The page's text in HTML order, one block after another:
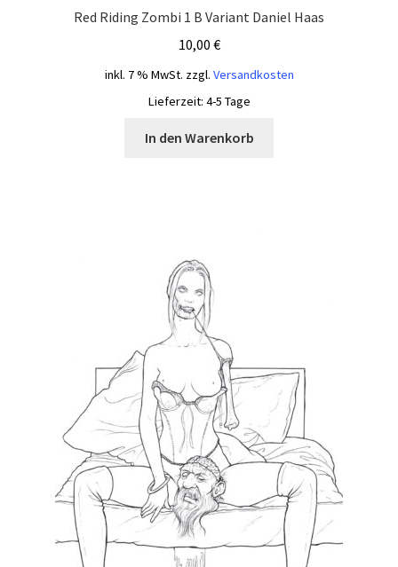
Red Riding Zombi 1 B Variant Daniel Haas
10,00 €
inkl. 7 % MwSt. zzgl. Versandkosten
Lieferzeit: 4-5 Tage
In den Warenkorb